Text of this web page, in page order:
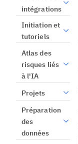
intégrations
Initiation et
tutoriels
Atlas des
risques liés
à l'IA
Projets
Préparation
des
données